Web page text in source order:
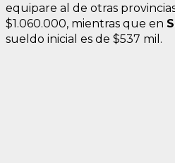
equipare al de otras
$1.060.000, mientras que en
sueldo inicial es de $537 mil.